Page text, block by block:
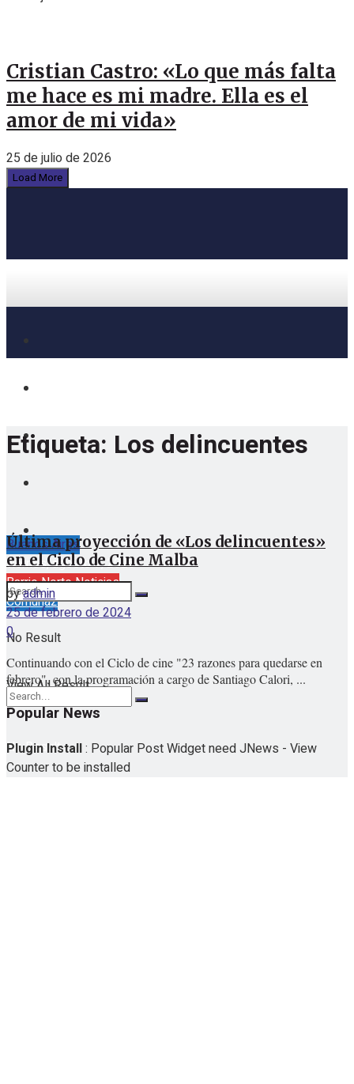
Cristian Castro: «Lo que más falta
me hace es mi madre. Ella es el
amor de mi vida»
25 de julio de 2026
Load More
Buenos Aires
viernes, agosto 7, 2026
Barrio Norte Noticias
Comuna2
No Result
View All Result
No Result
Etiqueta: Los delincuentes
Última proyección de «Los delincuentes»
en el Ciclo de Cine Malba
byadmin
25 de febrero de 2024
0
Continuando con el Ciclo de cine "23 razones para quedarse en
febrero", con la programación a cargo de Santiago Calori, ...
Popular News
Plugin Install: Popular Post Widget need JNews - View
Counter to be installed